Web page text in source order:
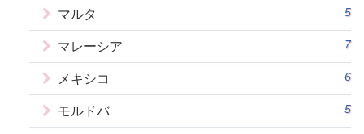
マルタ 5
マレーシア 7
メキシコ 6
モルドバ 5